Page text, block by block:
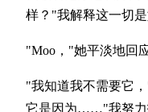
样？"我解释这一切是
"Moo，"她平淡地回
"我知道我不需要它
它是因为……"我努